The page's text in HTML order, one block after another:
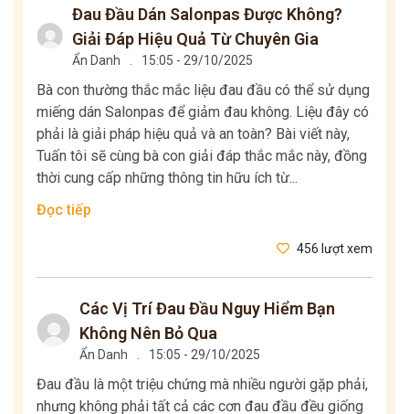
Đau Đầu Dán Salonpas Được Không?
Giải Đáp Hiệu Quả Từ Chuyên Gia
Ẩn Danh 15:05 - 29/10/2025
Bà con thường thắc mắc liệu đau đầu có thể sử dụng
miếng dán Salonpas để giảm đau không. Liệu đây có
phải là giải pháp hiệu quả và an toàn? Bài viết này,
Tuấn tôi sẽ cùng bà con giải đáp thắc mắc này, đồng
thời cung cấp những thông tin hữu ích từ...
Đọc tiếp
456 lượt xem
Các Vị Trí Đau Đầu Nguy Hiểm Bạn
Không Nên Bỏ Qua
Ẩn Danh 15:05 - 29/10/2025
Đau đầu là một triệu chứng mà nhiều người gặp phải,
nhưng không phải tất cả các cơn đau đầu đều giống